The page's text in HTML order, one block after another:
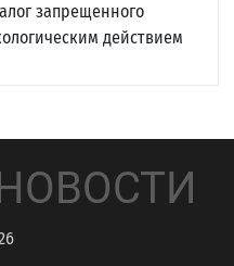
запрещенного
действием